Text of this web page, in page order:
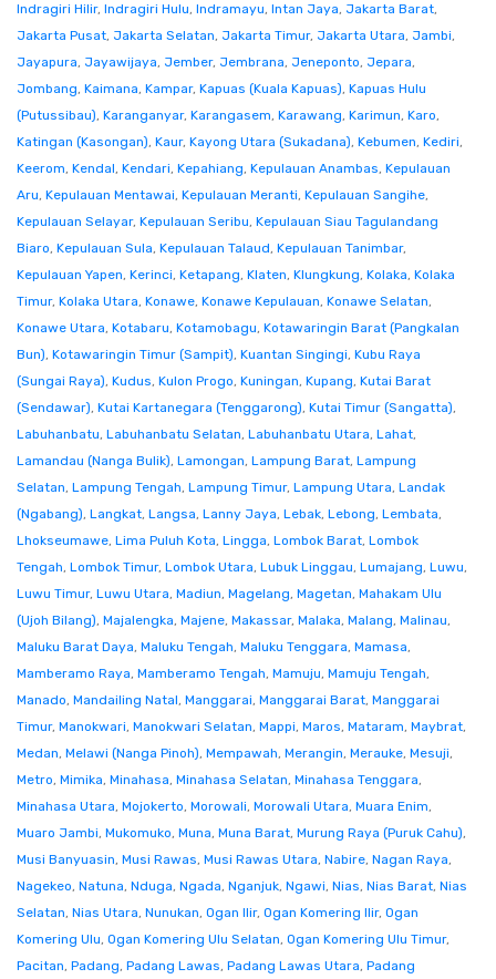
Indragiri Hilir, Indragiri Hulu, Indramayu, Intan Jaya, Jakarta Barat,
Jakarta Pusat, Jakarta Selatan, Jakarta Timur, Jakarta Utara, Jambi,
Jayapura, Jayawijaya, Jember, Jembrana, Jeneponto, Jepara,
Jombang, Kaimana, Kampar, Kapuas (Kuala Kapuas), Kapuas Hulu
(Putussibau), Karanganyar, Karangasem, Karawang, Karimun, Karo,
Katingan (Kasongan), Kaur, Kayong Utara (Sukadana), Kebumen, Kediri,
Keerom, Kendal, Kendari, Kepahiang, Kepulauan Anambas, Kepulauan
Aru, Kepulauan Mentawai, Kepulauan Meranti, Kepulauan Sangihe,
Kepulauan Selayar, Kepulauan Seribu, Kepulauan Siau Tagulandang
Biaro, Kepulauan Sula, Kepulauan Talaud, Kepulauan Tanimbar,
Kepulauan Yapen, Kerinci, Ketapang, Klaten, Klungkung, Kolaka, Kolaka
Timur, Kolaka Utara, Konawe, Konawe Kepulauan, Konawe Selatan,
Konawe Utara, Kotabaru, Kotamobagu, Kotawaringin Barat (Pangkalan
Bun), Kotawaringin Timur (Sampit), Kuantan Singingi, Kubu Raya
(Sungai Raya), Kudus, Kulon Progo, Kuningan, Kupang, Kutai Barat
(Sendawar), Kutai Kartanegara (Tenggarong), Kutai Timur (Sangatta),
Labuhanbatu, Labuhanbatu Selatan, Labuhanbatu Utara, Lahat,
Lamandau (Nanga Bulik), Lamongan, Lampung Barat, Lampung
Selatan, Lampung Tengah, Lampung Timur, Lampung Utara, Landak
(Ngabang), Langkat, Langsa, Lanny Jaya, Lebak, Lebong, Lembata,
Lhokseumawe, Lima Puluh Kota, Lingga, Lombok Barat, Lombok
Tengah, Lombok Timur, Lombok Utara, Lubuk Linggau, Lumajang, Luwu,
Luwu Timur, Luwu Utara, Madiun, Magelang, Magetan, Mahakam Ulu
(Ujoh Bilang), Majalengka, Majene, Makassar, Malaka, Malang, Malinau,
Maluku Barat Daya, Maluku Tengah, Maluku Tenggara, Mamasa,
Mamberamo Raya, Mamberamo Tengah, Mamuju, Mamuju Tengah,
Manado, Mandailing Natal, Manggarai, Manggarai Barat, Manggarai
Timur, Manokwari, Manokwari Selatan, Mappi, Maros, Mataram, Maybrat,
Medan, Melawi (Nanga Pinoh), Mempawah, Merangin, Merauke, Mesuji,
Metro, Mimika, Minahasa, Minahasa Selatan, Minahasa Tenggara,
Minahasa Utara, Mojokerto, Morowali, Morowali Utara, Muara Enim,
Muaro Jambi, Mukomuko, Muna, Muna Barat, Murung Raya (Puruk Cahu),
Musi Banyuasin, Musi Rawas, Musi Rawas Utara, Nabire, Nagan Raya,
Nagekeo, Natuna, Nduga, Ngada, Nganjuk, Ngawi, Nias, Nias Barat, Nias
Selatan, Nias Utara, Nunukan, Ogan Ilir, Ogan Komering Ilir, Ogan
Komering Ulu, Ogan Komering Ulu Selatan, Ogan Komering Ulu Timur,
Pacitan, Padang, Padang Lawas, Padang Lawas Utara, Padang